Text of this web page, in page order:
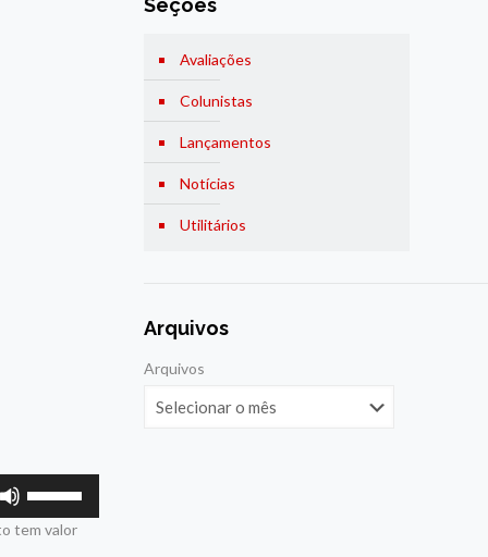
as
setas
tem valor
Avaliações
Colunistas
Lançamentos
Notícias
Utilitários
Arquivos
Arquivos